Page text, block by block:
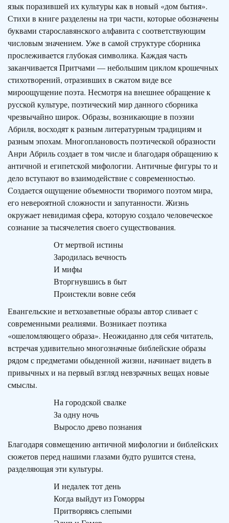
язык поразившей их культуры как в новый «дом бытия».
Стихи в книге разделены на три части, которые обозначены
буквами старославян­ского алфавита с соответствующим
числовым значением. Уже в самой структуре сборника
прослеживается глубокая символика. Каждая часть
заканчивается Притчами — небольшим циклом крошечных
стихотворений, отразивших в сжатом виде все
мироощущение поэта. Несмотря на внешнее обращение к
русской культуре, поэтический мир данного сборника
чрезвычайно широк. Образы, возникающие в поэзии
Абриля, восходят к разным литературным традициям и
разным эпохам. Многоплановость поэтической образности
Анри Абриль создает в том числе и благодаря обращению к
античной и египетской мифологии. Античные фигуры то и
дело вступают во взаимодействие с современностью.
Создается ощущение объемности творимого поэтом мира,
его невероятной сложности и запутанности. Жизнь
окружает невидимая сфера, которую создало человеческое
сознание за тысячелетия своего существования.
От мертвой истины
Зародилась вечность
И мифы
Вторгнувшись в быт
Проистекли вовне себя
Евангельские и ветхозаветные образы автор сливает с
современными реалиями. Возникает поэтика
«ошеломляющего образа». Неожиданно для себя читатель,
встречая удивительно многозначные библейские образы
рядом с предметами обыденной жизни, начинает видеть в
привычных и на первый взгляд невзрачных вещах новые
смыслы.
На городской свалке
За одну ночь
Выросло древо познания
Благодаря совмещению античной мифологии и библейских
сюжетов перед нашими глазами будто рушится стена,
разделяющая эти культуры.
И недалек тот день
Когда выйдут из Гоморры
Притворяясь слепыми